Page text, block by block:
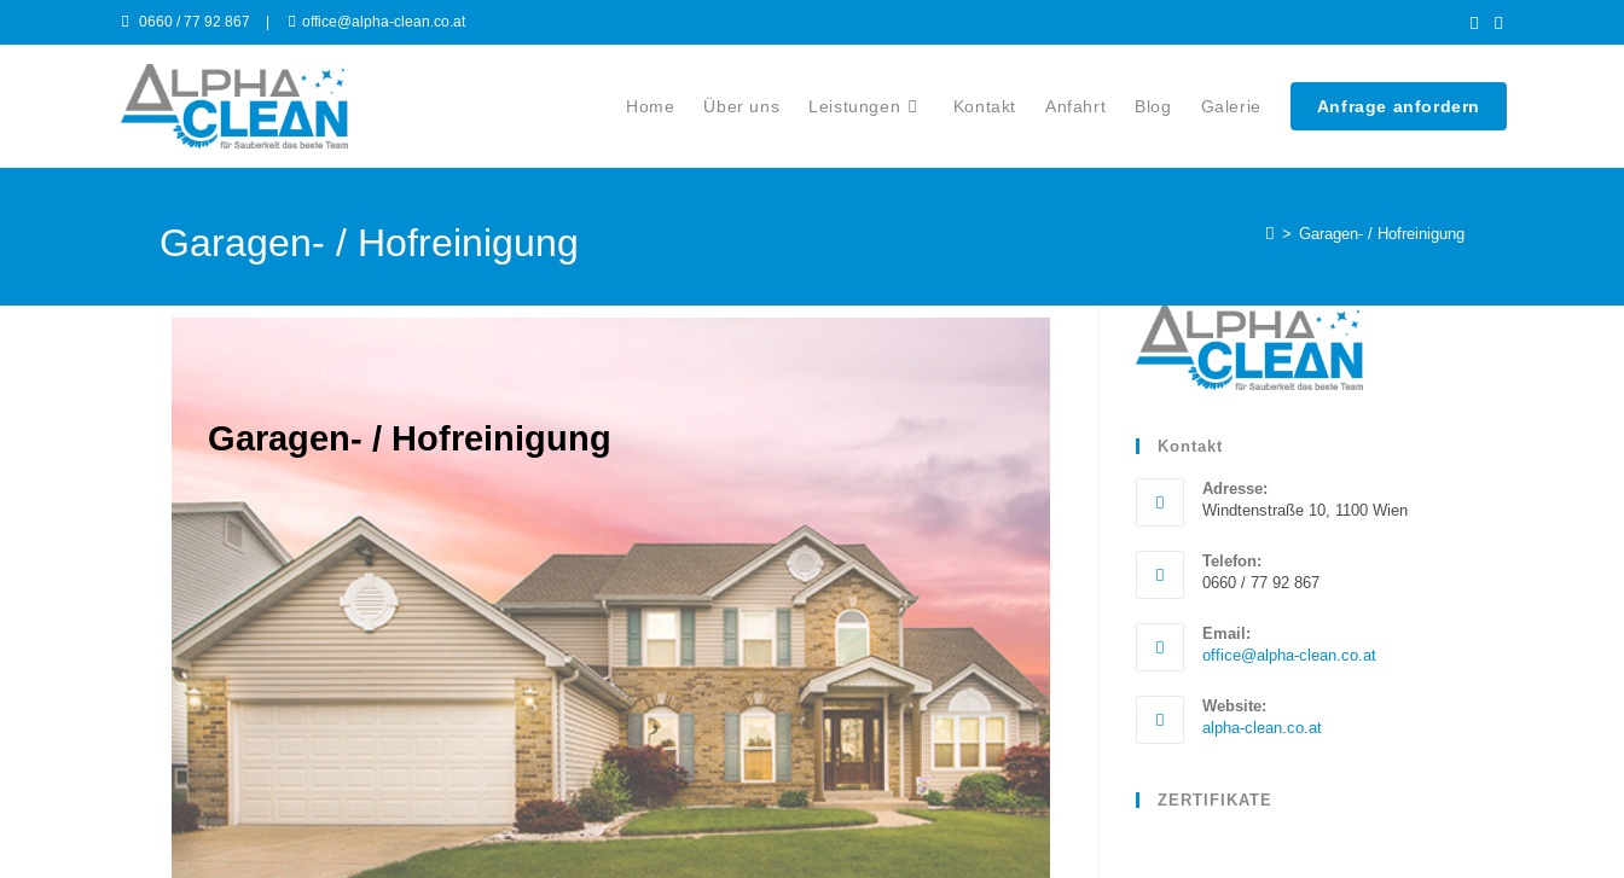
0660 / 77 92 867 office@alpha-clean.co.at
Home Über uns Leistungen Kontakt Anfahrt Blog Galerie Anfrage anfordern
Garagen- / Hofreinigung > Garagen- / Hofreinigung
Garagen- / Hofreinigung Kontakt
Adresse:
Windtenstraße 10, 1100 Wien
Telefon:
0660 / 77 92 867
Email:
office@alpha-clean.co.at
Website:
alpha-clean.co.at
ZERTIFIKATE